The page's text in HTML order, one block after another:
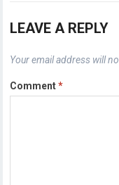
LEAVE A REPLY
Your email address will
Comment*